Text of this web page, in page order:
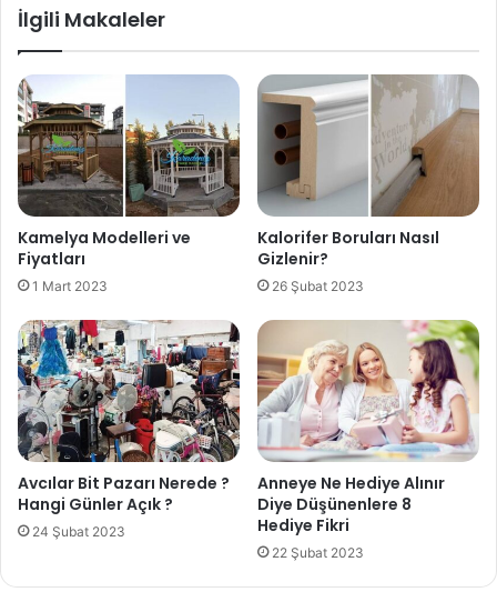
İlgili Makaleler
Kamelya Modelleri ve
Fiyatları
1 Mart 2023
Kalorifer Boruları Nasıl
Gizlenir?
26 Şubat 2023
Avcılar Bit Pazarı Nerede ?
Hangi Günler Açık ?
24 Şubat 2023
Anneye Ne Hediye Alınır
Diye Düşünenlere 8
Hediye Fikri
22 Şubat 2023